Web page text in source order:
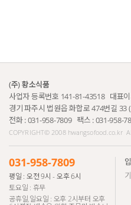
(주) 황소식품
사업자 등록번호 141-81-43518 대표
경기 파주시 법원읍 화합로 474번길 33
전화 : 031-958-7809 팩스 : 031-958-
COPYRIGHT© 2008 hwangsofood.co.kr
031-958-7809
평일 : 오전 9시 - 오후 6시
토요일 : 휴무
공휴일,일요일 : 오후 2시부터 오후